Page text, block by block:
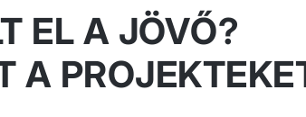
EL A JÖVŐ?
A